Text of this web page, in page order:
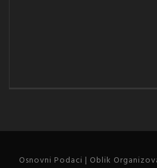
Osnovni Podaci | Oblik